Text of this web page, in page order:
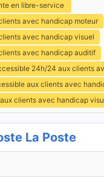
en libre-service
avec handicap moteur
avec handicap visuel
avec handicap auditif
24h/24 aux clients
aux clients avec
clients avec handicap
La Poste